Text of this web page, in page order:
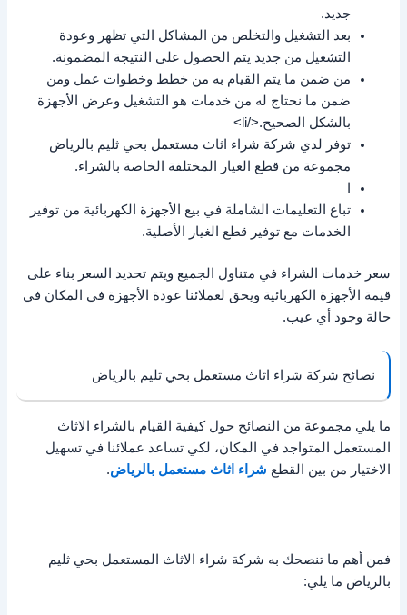
جديد.
بعد التشغيل والتخلص من المشاكل التي تظهر وعودة
التشغيل من جديد يتم الحصول على النتيجة المضمونة.
من ضمن ما يتم القيام به من خطط وخطوات عمل ومن
ضمن ما نحتاج له من خدمات هو التشغيل وعرض الأجهزة
بالشكل الصحيح.</li>
توفر لدي شركة شراء اثاث مستعمل بحي ثليم بالرياض
مجموعة من قطع الغيار المختلفة الخاصة بالشراء.
تباع التعليمات الشاملة في بيع الأجهزة الكهربائية من توفير
الخدمات مع توفير قطع الغيار الأصلية.
سعر خدمات الشراء في متناول الجميع ويتم تحديد السعر بناء على
قيمة الأجهزة الكهربائية ويحق لعملائنا عودة الأجهزة في المكان في
حالة وجود أي عيب.
نصائح شركة شراء اثاث مستعمل بحي ثليم بالرياض
ما يلي مجموعة من النصائح حول كيفية القيام بالشراء الاثاث
المستعمل المتواجد في المكان، لكي تساعد عملائنا في تسهيل
الاختيار من بين القطع شراء اثاث مستعمل بالرياض.
فمن أهم ما تنصحك به شركة شراء الاثاث المستعمل بحي ثليم
بالرياض ما يلي: